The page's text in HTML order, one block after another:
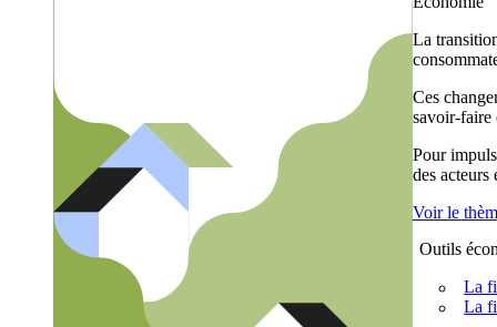
La
Ces
savoir-faire
Pour
des acteurs
Voir le
Outils
La
La